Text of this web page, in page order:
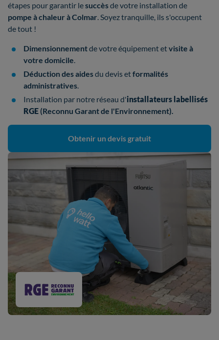
étapes pour garantir lesuccèsde votre installation de
pompe à chaleur à Colmar. Soyez tranquille, ils s'occupent
de tout !
Dimensionnementde votre équipement etvisite à
votre domicile.
Déduction des aidesdu devis etformalités
administratives.
Installation par notre réseau d'installateurs labellisés
RGE (Reconnu Garant de l'Environnement).
Obtenir un devis gratuit